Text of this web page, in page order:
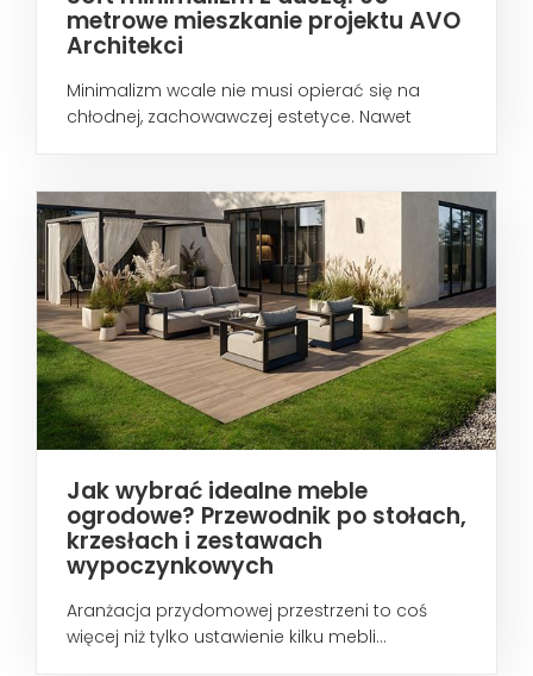
metrowe mieszkanie projektu AVO
Architekci
Minimalizm wcale nie musi opierać się na
chłodnej, zachowawczej estetyce. Nawet
Jak wybrać idealne meble
ogrodowe? Przewodnik po stołach,
krzesłach i zestawach
wypoczynkowych
Aranżacja przydomowej przestrzeni to coś
więcej niż tylko ustawienie kilku mebli...